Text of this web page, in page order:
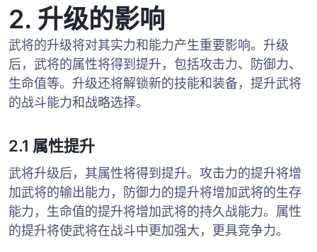
2. 升级的影响
武将的升级将对其实力和能力产生重要影响。升级
后，武将的属性将得到提升，包括攻击力、防御力、
生命值等。升级还将解锁新的技能和装备，提升武将
的战斗能力和战略选择。
2.1 属性提升
武将升级后，其属性将得到提升。攻击力的提升将增
加武将的输出能力，防御力的提升将增加武将的生存
能力，生命值的提升将增加武将的持久战能力。属性
的提升将使武将在战斗中更加强大，更具竞争力。